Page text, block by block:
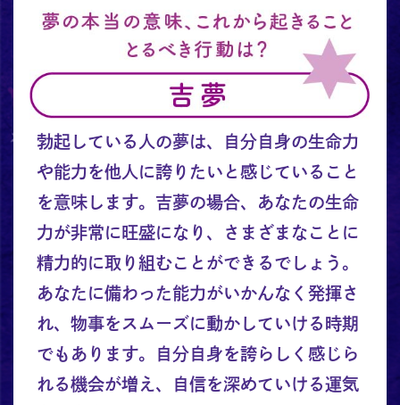
勃起している人の夢は、自分自身の生命力
や能力を他人に誇りたいと感じていること
を意味します。吉夢の場合、あなたの生命
力が非常に旺盛になり、さまざまなことに
精力的に取り組むことができるでしょう。
あなたに備わった能力がいかんなく発揮さ
れ、物事をスムーズに動かしていける時期
でもあります。自分自身を誇らしく感じら
れる機会が増え、自信を深めていける運気